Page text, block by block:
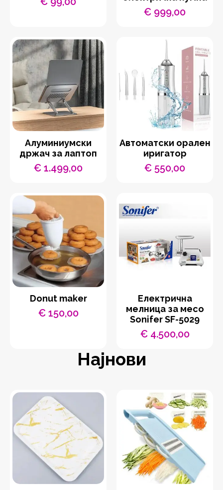
€ 999,00
Aлуминиумски
држач за лаптоп
€ 1.499,00
Автоматски орален
иригатор
€ 550,00
Donut maker
€150,00
Eлектрична
мелница за месо
Sonifer SF-5029
€4.500,00
Најнови